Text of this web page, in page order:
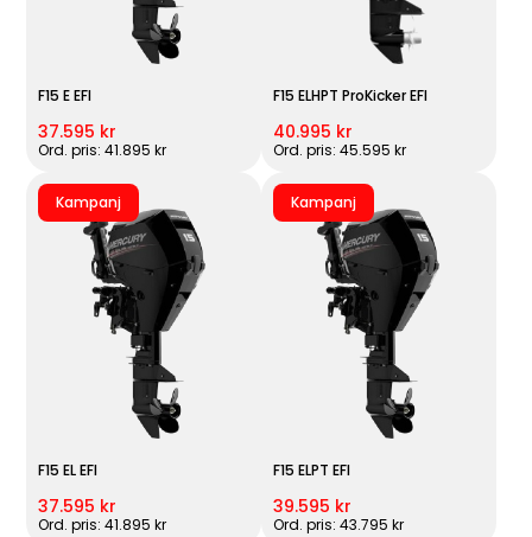
F15 E EFI
37.595 kr
Ord. pris: 41.895 kr
F15 ELHPT ProKicker EFI
40.995 kr
Ord. pris: 45.595 kr
Kampanj
F15 EL EFI
37.595 kr
Ord. pris: 41.895 kr
Kampanj
F15 ELPT EFI
39.595 kr
Ord. pris: 43.795 kr